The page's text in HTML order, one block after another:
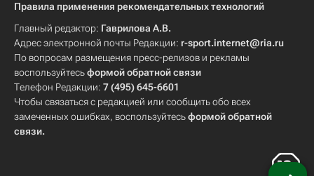
Правила применения рекомендательных технологий
Главный редактор: Гаврилова А.В.
Адрес электронной почты Редакции: r-sport.internet@ria.ru
По вопросам размещения пресс-релизов и рекламы
воспользуйтесьформой обратной связи
Телефон Редакции: 7 (495) 645-6601
Чтобы связаться с редакцией или сообщить обо всех
замеченных ошибках, воспользуйтесьформой обратной
связи.